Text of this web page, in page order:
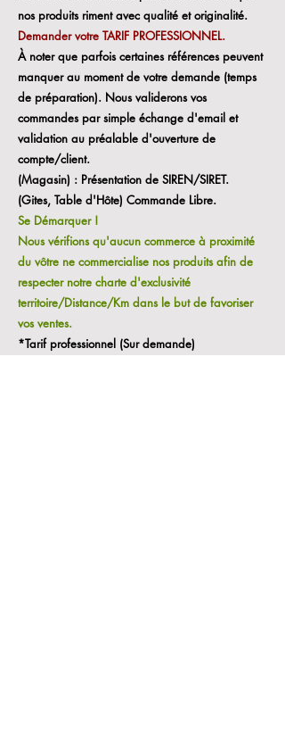
nos produits riment avec qualité et originalité.
Demander votre TARIF PROFESSIONNEL.
À noter que parfois certaines références peuvent
manquer au moment de votre demande (temps
de préparation). Nous validerons vos
commandes par simple échange d'email et
validation au préalable d'ouverture de
compte/client.
(Magasin) : Présentation de SIREN/SIRET.
(Gites, Table d'Hôte) Commande Libre.
Se Démarquer !
Nous vérifions qu'aucun commerce à proximité
du vôtre ne commercialise nos produits afin de
respecter notre charte d'exclusivité
territoire/Distance/Km dans le but de favoriser
vos ventes.
*Tarif professionnel (Sur demande)